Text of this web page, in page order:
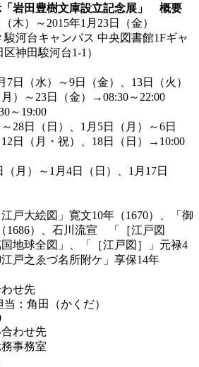
岩田豊樹文庫設立記念展」 概要
木）～2015年1月23日（金）
河台キャンパス 中央図書館1Fギャ
神田駿河台1-1）
日（水）～9日（金）、13日（火）
）～23日（金）→08:30～22:00
～19:00
28日（日）、1月5日（月）～6日
12日（月・祝）、18日（日）→10:00
月）～1月4日（日）、1月17日
戸大絵図」寛文10年（1670）、「御
1686）、石川流宣 「［江戸図
地球全図」、「［江戸図］」元禄4
戸之ゑづ名所附ケ」享保14年
せ先
：角田（かくだ）
わせ先
事務室